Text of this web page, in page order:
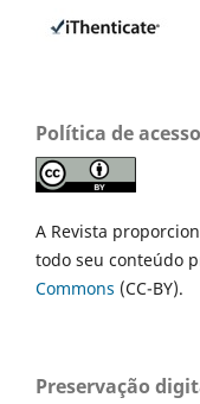
Política de acesso
A Revista
todo seu conteúdo
Commons (CC-BY).
Preservação